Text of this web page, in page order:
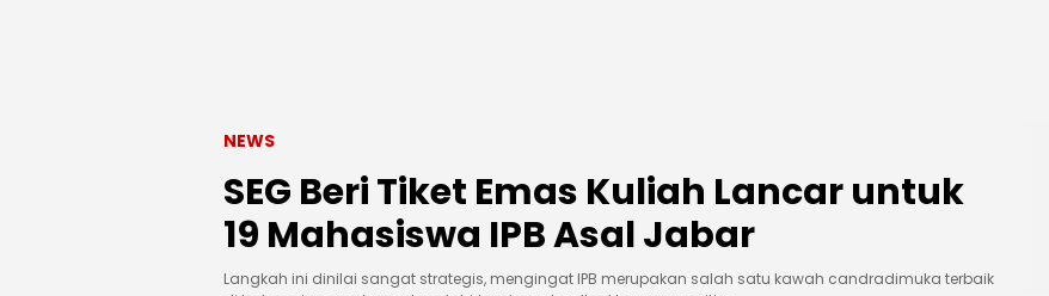
NEWS
SEG Beri Tiket Emas Kuliah Lancar untuk
19 Mahasiswa IPB Asal Jabar
Langkah ini dinilai sangat strategis, mengingat IPB merupakan salah satu kawah candradimuka terbaik